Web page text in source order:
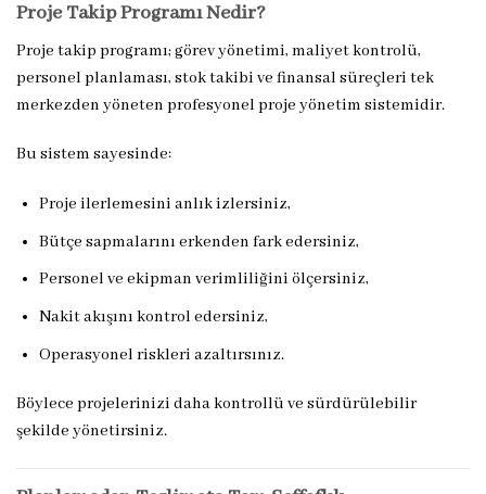
Proje Takip Programı Nedir?
Proje takip programı; görev yönetimi, maliyet kontrolü,
personel planlaması, stok takibi ve finansal süreçleri tek
merkezden yöneten profesyonel proje yönetim sistemidir.
Bu sistem sayesinde:
Proje ilerlemesini anlık izlersiniz,
Bütçe sapmalarını erkenden fark edersiniz,
Personel ve ekipman verimliliğini ölçersiniz,
Nakit akışını kontrol edersiniz,
Operasyonel riskleri azaltırsınız.
Böylece projelerinizi daha kontrollü ve sürdürülebilir
şekilde yönetirsiniz.